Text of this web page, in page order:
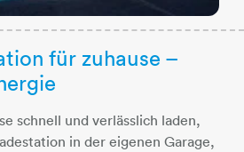
für zuhause –
schnell und verlässlich laden,
in der eigenen Garage,